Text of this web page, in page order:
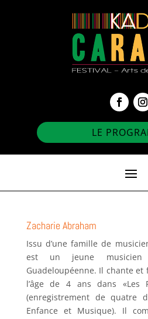
LE
Zacharie Abraham
Issu d’une famille de
est un jeune musicien
Guadeloupéenne. Il chante et
l’âge de 4 ans dans «Les
(enregistrement de quatre
Enfance et Musique). Il